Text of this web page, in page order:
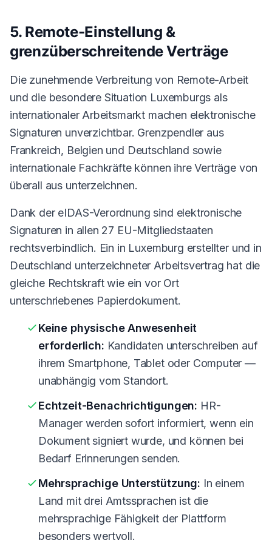
5. Remote-Einstellung &
grenzüberschreitende Verträge
Die zunehmende Verbreitung von Remote-Arbeit
und die besondere Situation Luxemburgs als
internationaler Arbeitsmarkt machen elektronische
Signaturen unverzichtbar. Grenzpendler aus
Frankreich, Belgien und Deutschland sowie
internationale Fachkräfte können ihre Verträge von
überall aus unterzeichnen.
Dank der eIDAS-Verordnung sind elektronische
Signaturen in allen 27 EU-Mitgliedstaaten
rechtsverbindlich. Ein in Luxemburg erstellter und in
Deutschland unterzeichneter Arbeitsvertrag hat die
gleiche Rechtskraft wie ein vor Ort
unterschriebenes Papier­dokument.
Keine physische Anwesenheit
erforderlich: Kandidaten unterschreiben auf
ihrem Smartphone, Tablet oder Computer —
unabhängig vom Standort.
Echtzeit-Benachrichtigungen: HR-
Manager werden sofort informiert, wenn ein
Dokument signiert wurde, und können bei
Bedarf Erinnerungen senden.
Mehrsprachige Unterstützung: In einem
Land mit drei Amtssprachen ist die
mehrsprachige Fähigkeit der Plattform
besonders wertvoll.